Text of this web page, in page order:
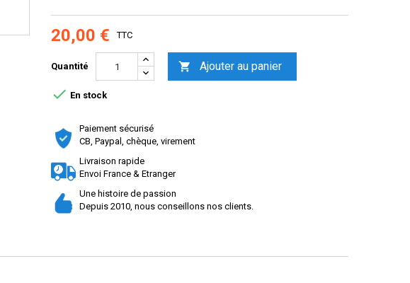
20,00 € TTC
Quantité  Ajouter au panier
 En stock
Paiement sécurisé
CB, Paypal, chèque, virement
Livraison rapide
Envoi France & Etranger
Une histoire de passion
Depuis 2010, nous conseillons nos clients.